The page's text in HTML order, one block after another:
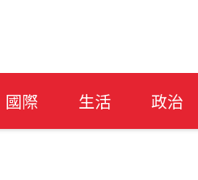
國際 生活 政治